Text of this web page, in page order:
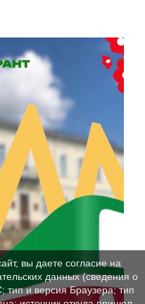
вы даете согласие на
данных (сведения о
и версия Браузера; тип